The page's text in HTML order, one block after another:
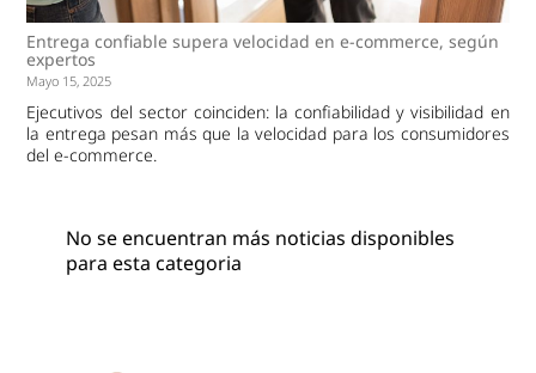
Entrega confiable supera velocidad en e-commerce, según
expertos
Mayo 15, 2025
Ejecutivos del sector coinciden: la confiabilidad y visibilidad en
la entrega pesan más que la velocidad para los consumidores
del e-commerce.
No se encuentran más noticias disponibles
para esta categoria